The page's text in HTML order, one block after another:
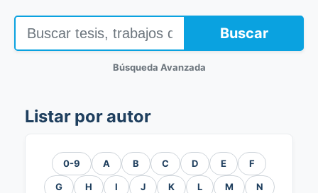
Buscar
Búsqueda Avanzada
Listar por autor
0-9 A B C D E F
G H I J K L M N